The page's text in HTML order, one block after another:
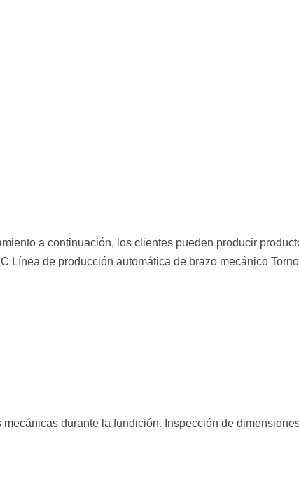
a continuación, los clientes pueden producir
Línea de producción automática de brazo mecánico
durante la fundición. Inspección de